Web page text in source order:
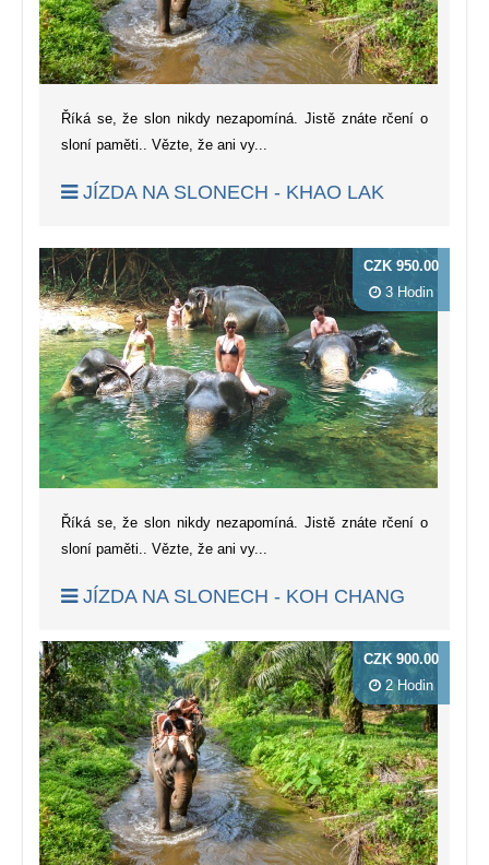
Říká se, že slon nikdy nezapomíná. Jistě znáte rčení o
sloní paměti.. Vězte, že ani vy...
JÍZDA NA SLONECH - KHAO LAK
Říká se, že slon nikdy nezapomíná. Jistě znáte rčení o
sloní paměti.. Vězte, že ani vy...
JÍZDA NA SLONECH - KOH CHANG
CZK 950.00
3 Hodin
CZK 900.00
2 Hodin